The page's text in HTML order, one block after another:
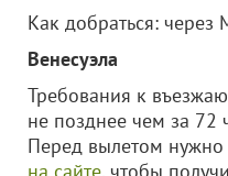
Как добраться:
Венесуэла
Требования к
не позднее чем за 72
Перед вылетом нужно